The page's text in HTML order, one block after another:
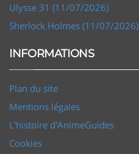
Ulysse 31 (11/07/2026)
Sherlock Holmes (11/07/2026)
INFORMATIONS
Plan du site
Mentions légales
L'histoire d'AnimeGuides
Cookies